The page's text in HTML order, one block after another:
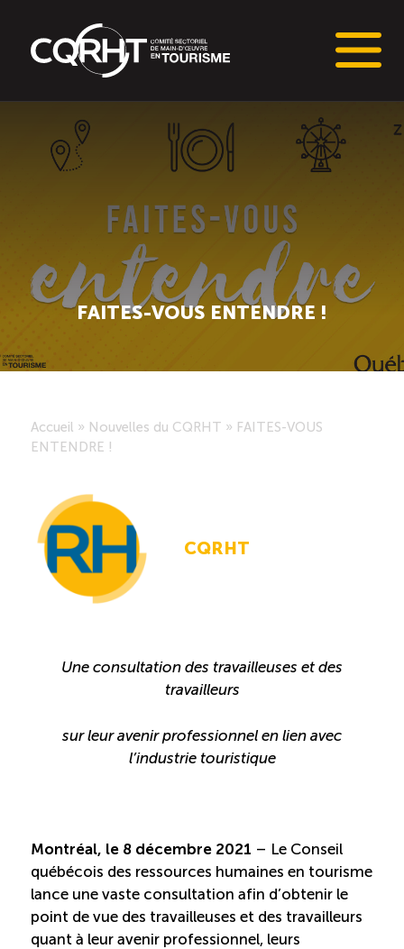
Connaissances stratégiques
Tableaux de bord de l’industrie touristique
Main-d’oeuvre en tourisme
Saisonnalité des emplois
Outils et ressources
Portail RH
Descriptions de fonction
Programmes d’aide et subventions
Ressources
Compétences et formations
FAITES-VOUS ENTENDRE !
Accueil » Nouvelles du CQRHT » FAITES-VOUS
ENTENDRE !
CQRHT
Une consultation des travailleuses et des
travailleurs
sur leur avenir professionnel en lien avec
l’industrie touristique
Montréal, le 8 décembre 2021 – Le Conseil
québécois des ressources humaines en tourisme
lance une vaste consultation afin d’obtenir le
point de vue des travailleuses et des travailleurs
quant à leur avenir professionnel, leurs